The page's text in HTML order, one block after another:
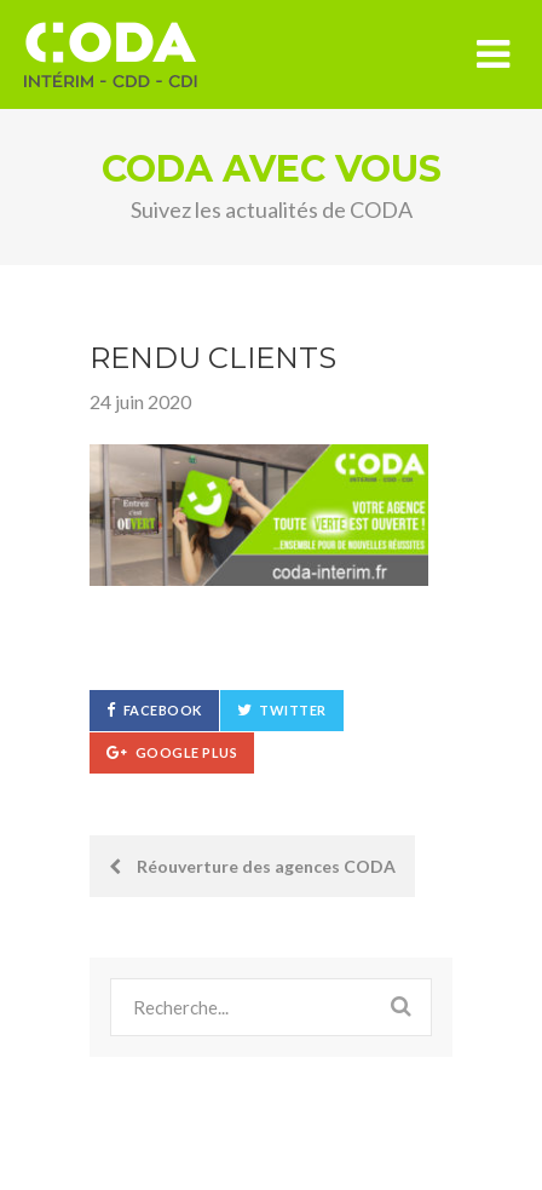
CODA AVEC VOUS
Suivez les actualités de CODA
RENDU CLIENTS
24 juin 2020
FACEBOOK TWITTER
GOOGLE PLUS
PostRéouverture des agences CODA